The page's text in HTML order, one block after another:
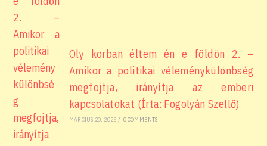
Oly korban éltem én e földön 2. –
Amikor a politikai véleménykülönbség
megfojtja, irányítja az emberi
kapcsolatokat (Írta: Fogolyán Szellő)
MÁRCIUS 20, 2025 / 0 COMMENTS